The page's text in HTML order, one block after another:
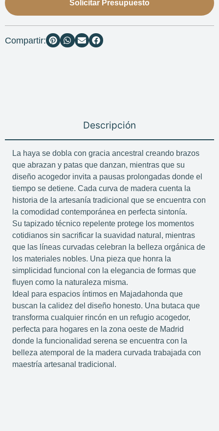
Solicitar Presupuesto
Compartir:
Descripción
La haya se dobla con gracia ancestral creando brazos
que abrazan y patas que danzan, mientras que su
diseño acogedor invita a pausas prolongadas donde el
tiempo se detiene. Cada curva de madera cuenta la
historia de la artesanía tradicional que se encuentra con
la comodidad contemporánea en perfecta sintonía.
Su tapizado técnico repelente protege los momentos
cotidianos sin sacrificar la suavidad natural, mientras
que las líneas curvadas celebran la belleza orgánica de
los materiales nobles. Una pieza que honra la
simplicidad funcional con la elegancia de formas que
fluyen como la naturaleza misma.
Ideal para espacios íntimos en Majadahonda que
buscan la calidez del diseño honesto. Una butaca que
transforma cualquier rincón en un refugio acogedor,
perfecta para hogares en la zona oeste de Madrid
donde la funcionalidad serena se encuentra con la
belleza atemporal de la madera curvada trabajada con
maestría artesanal tradicional.